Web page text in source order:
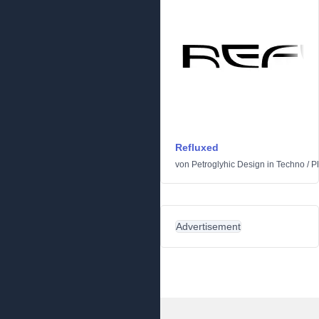
Refluxed
von Petroglyhic Design in Techno /
Advertisement